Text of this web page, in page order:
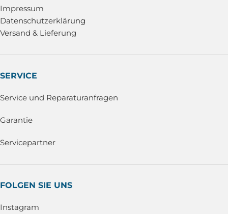
Impressum
Datenschutzerklärung
Versand & Lieferung
SERVICE
Service und Reparaturanfragen
Garantie
Servicepartner
FOLGEN SIE UNS
Instagram